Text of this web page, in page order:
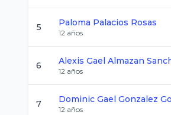
5 Paloma Palacios Rosas
12 años
6 Alexis Gael Almazan
12 años
7 Dominic Gael Gonzalez
12 años